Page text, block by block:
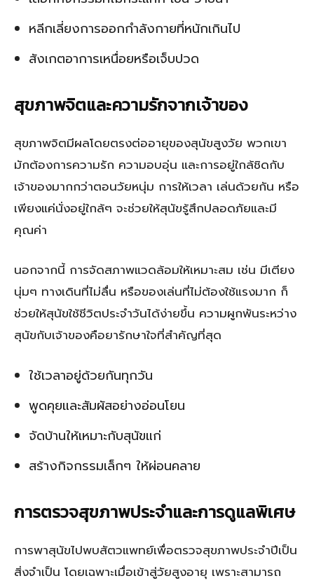
หลีกเลี่ยงการออกกำลังกายที่หนักเกินไป
สังเกตอาการเหนื่อยหรือเจ็บปวด
สุขภาพจิตและความรักจากเจ้าของ
สุขภาพจิตมีผลโดยตรงต่ออายุของสุนัขสูงวัย พวกเขา
มักต้องการความรัก ความอบอุ่น และการอยู่ใกล้ชิดกับ
เจ้าของมากกว่าตอนวัยหนุ่ม การให้เวลา เล่นด้วยกัน หรือ
เพียงแค่นั่งอยู่ใกล้ๆ จะช่วยให้สุนัขรู้สึกปลอดภัยและมี
คุณค่า
นอกจากนี้ การจัดสภาพแวดล้อมให้เหมาะสม เช่น มีเตียง
นุ่มๆ ทางเดินที่ไม่ลื่น หรือของเล่นที่ไม่ต้องใช้แรงมาก ก็
ช่วยให้สุนัขใช้ชีวิตประจำวันได้ง่ายขึ้น ความผูกพันระหว่าง
สุนัขกับเจ้าของคือยารักษาใจที่สำคัญที่สุด
ใช้เวลาอยู่ด้วยกันทุกวัน
พูดคุยและสัมผัสอย่างอ่อนโยน
จัดบ้านให้เหมาะกับสุนัขแก่
สร้างกิจกรรมเล็กๆ ให้ผ่อนคลาย
การตรวจสุขภาพประจำและการดูแลพิเศษ
การพาสุนัขไปพบสัตวแพทย์เพื่อตรวจสุขภาพประจำปีเป็น
สิ่งจำเป็น โดยเฉพาะเมื่อเข้าสู่วัยสูงอายุ เพราะสามารถ